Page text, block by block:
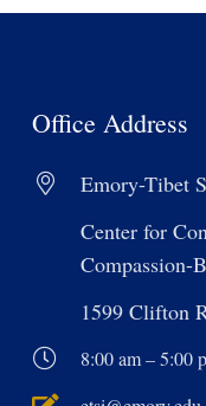
Office Address
Emory-Tibet
Center for
Compassion-
1599 Clifton
8:00 am – 5:00